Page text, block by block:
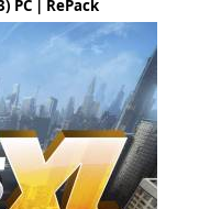
PC | RePack